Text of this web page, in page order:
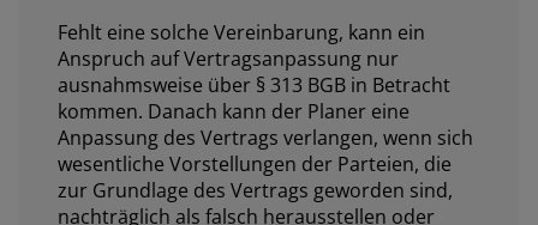
Fehlt eine solche Vereinbarung, kann ein
Anspruch auf Vertragsanpassung nur
ausnahmsweise über § 313 BGB in Betracht
kommen. Danach kann der Planer eine
Anpassung des Vertrags verlangen, wenn sich
wesentliche Vorstellungen der Parteien, die
zur Grundlage des Vertrags geworden sind,
nachträglich als falsch herausstellen oder